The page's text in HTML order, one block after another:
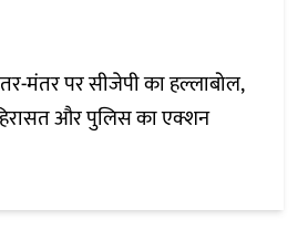
मंतर पर सीजेपी का हल्लाबोल,
और पुलिस का एक्शन